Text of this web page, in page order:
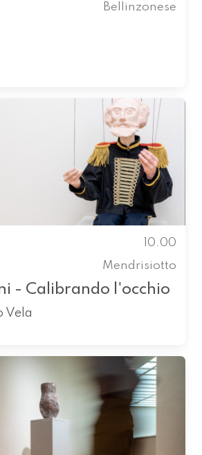
Bellinzonese
10.00
Mendrisiotto
- Calibrando l'occhio
Vela